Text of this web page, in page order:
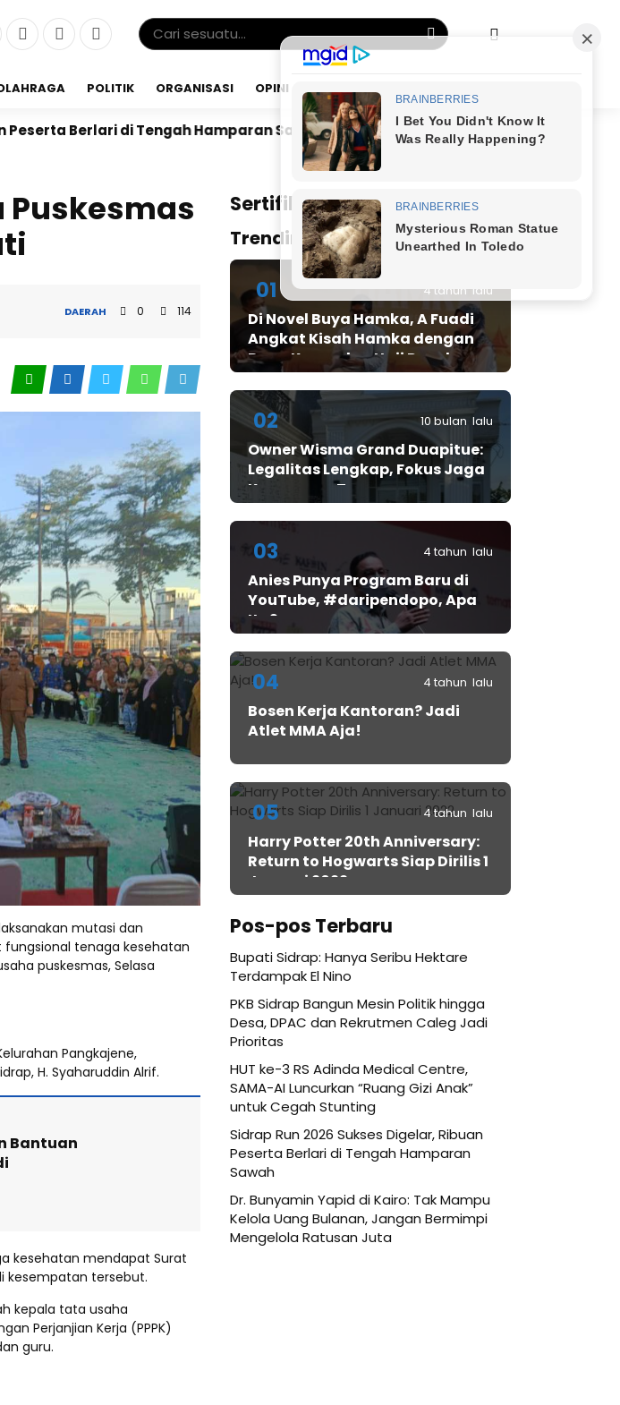
POLITIK ORGANISASI OPINI
Tengah Hamparan Sawah Dr. Bunyamin Yapid di Kairo: Tak Mampu Kelola
Puskesmas
DAERAH 0 114
mutasi dan
tenaga kesehatan
puskesmas, Selasa
Pangkajene,
H. Syaharuddin Alrif.
Bantuan
kesehatan mendapat Surat
kesempatan tersebut.
kepala tata usaha
Perjanjian Kerja (PPPK)
guru.
Sertifikat JMSI
Trending Post
01 4 tahun lalu
Di Novel Buya Hamka, A Fuadi
Angkat Kisah Hamka dengan
Bung Karno dan Haji Rasul
02 10 bulan lalu
Owner Wisma Grand Duapitue:
Legalitas Lengkap, Fokus Jaga
Keamanan Tamu
03 4 tahun lalu
Anies Punya Program Baru di
YouTube, #daripendopo, Apa
Itu?
04 4 tahun lalu
Bosen Kerja Kantoran? Jadi
Atlet MMA Aja!
05 4 tahun lalu
Harry Potter 20th Anniversary:
Return to Hogwarts Siap Dirilis 1
Januari 2022
Pos-pos Terbaru
Bupati Sidrap: Hanya Seribu Hektare
Terdampak El Nino
PKB Sidrap Bangun Mesin Politik hingga
Desa, DPAC dan Rekrutmen Caleg Jadi
Prioritas
HUT ke-3 RS Adinda Medical Centre,
SAMA-AI Luncurkan “Ruang Gizi Anak”
untuk Cegah Stunting
Sidrap Run 2026 Sukses Digelar, Ribuan
Peserta Berlari di Tengah Hamparan
Sawah
Dr. Bunyamin Yapid di Kairo: Tak Mampu
Kelola Uang Bulanan, Jangan Bermimpi
Mengelola Ratusan Juta
x